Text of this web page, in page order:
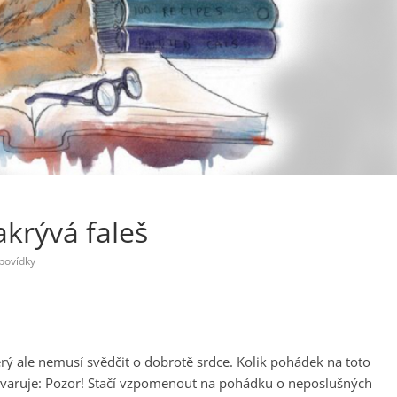
faleš
ale nemusí svědčit o dobrotě srdce. Kolik pohádek na toto
Pozor! Stačí vzpomenout na pohádku o neposlušných